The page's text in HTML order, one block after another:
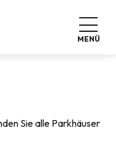
MENÜ
Sie alle Parkhäuser